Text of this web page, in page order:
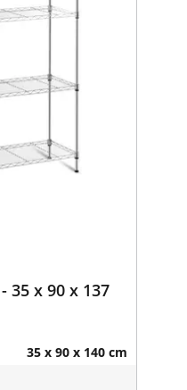
35 x 90 x 137
35 x 90 x 140 cm